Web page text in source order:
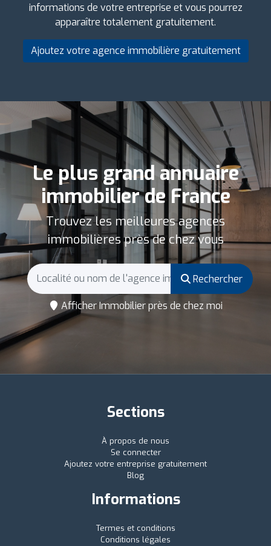
informations de votre entreprise et vous pourrez
apparaître totalement gratuitement.
Ajoutez votre agence immobilière gratuitement
Le plus grand annuaire
immobilier de France
Trouvez les meilleures agences
immobilières près de chez vous
Rechercher
Afficher Immobilier près de chez moi
Sections
À propos de nous
Se connecter
Ajoutez votre entreprise gratuitement
Blog
Informations
Termes et conditions
Conditions légales